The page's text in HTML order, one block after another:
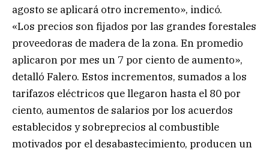
agosto se aplicará otro incremento», indicó.
«Los precios son fijados por las grandes forestales
proveedoras de madera de la zona. En promedio
aplicaron por mes un 7 por ciento de aumento»,
detalló Falero. Estos incrementos, sumados a los
tarifazos eléctricos que llegaron hasta el 80 por
ciento, aumentos de salarios por los acuerdos
establecidos y sobreprecios al combustible
motivados por el desabastecimiento, producen un